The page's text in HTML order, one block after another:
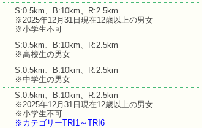
S:0.5km、B:10km、R:2.5km
※2025年12月31日現在12歳以上の男女
※小学生不可
S:0.5km、B:10km、R:2.5km
※高校生の男女
S:0.5km、B:10km、R:2.5km
※中学生の男女
S:0.5km、B:10km、R:2.5km
※2025年12月31日現在12歳以上の男女
※小学生不可
※カテゴリーTRI1～TRI6